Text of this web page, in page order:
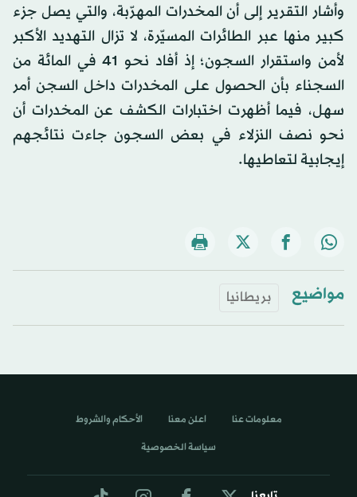
وأشار التقرير إلى أن المخدرات المهرّبة، والتي يصل جزء
كبير منها عبر الطائرات المسيّرة، لا تزال التهديد الأكبر
لأمن واستقرار السجون؛ إذ أفاد نحو 41 في المائة من
السجناء بأن الحصول على المخدرات داخل السجن أمر
سهل، فيما أظهرت اختبارات الكشف عن المخدرات أن
نحو نصف النزلاء في بعض السجون جاءت نتائجهم
إيجابية لتعاطيها.
مواضيع بريطانيا
معلومات عنا اعلن معنا الأحكام والشروط
سياسة الخصوصية